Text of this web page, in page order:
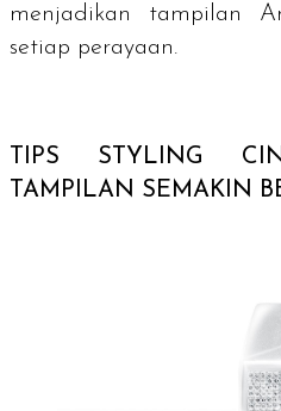
menjadikan tampilan
setiap perayaan.
TIPS STYLING
TAMPILAN SEMAKIN